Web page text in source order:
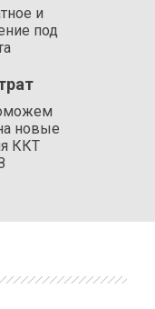
и
под
новые
ККТ